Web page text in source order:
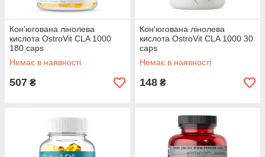
Кон'югована лінолева
кислота OstroVit CLA 1000
180 caps
Немає в наявності
507 ₴
Кон'югована лінолева
кислота OstroVit CLA 1000 30
caps
Немає в наявності
148 ₴